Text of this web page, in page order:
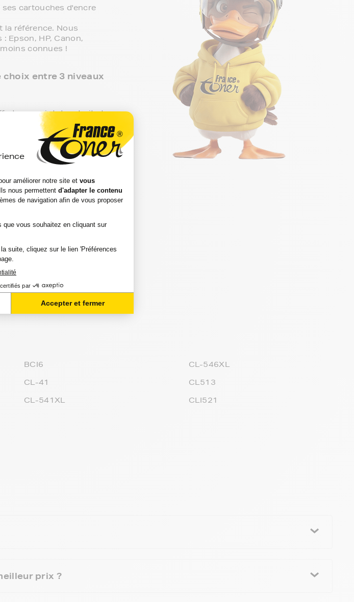
cartouches d'encre
la référence. Nous
Epson, HP, Canon,
connues !
entre 3 niveaux
en point de retrait et
bas prix.
jet 4000 à prix
CANON
de commander ici.
des questions.
N'hésitez pas à
imprimée.
vous ou au point de
souvent attendue avec
BCI6
CL-41
CL-541XL
CL-546XL
CL513
CLI521
prix ?